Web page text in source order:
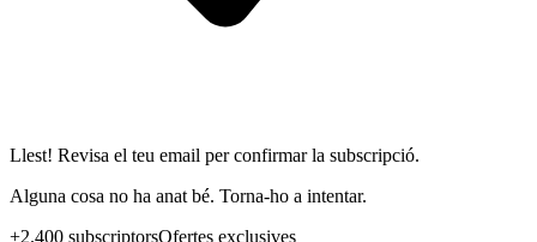
Llest! Revisa el teu email per confirmar la subscripció.
Alguna cosa no ha anat bé. Torna-ho a intentar.
+2.400 subscriptorsOfertes exclusives